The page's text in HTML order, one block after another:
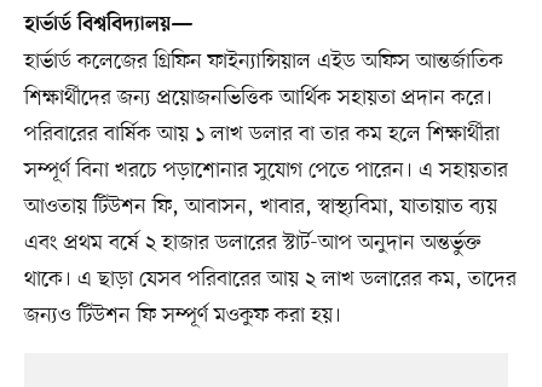
হার্ভার্ড বিশ্ববিদ্যালয়—
হার্ভার্ড কলেজের গ্রিফিন ফাইন্যান্সিয়াল এইড অফিস আন্তর্জাতিক
শিক্ষার্থীদের জন্য প্রয়োজনভিত্তিক আর্থিক সহায়তা প্রদান করে।
পরিবারের বার্ষিক আয় ১ লাখ ডলার বা তার কম হলে শিক্ষার্থীরা
সম্পূর্ণ বিনা খরচে পড়াশোনার সুযোগ পেতে পারেন। এ সহায়তার
আওতায় টিউশন ফি, আবাসন, খাবার, স্বাস্থ্যবিমা, যাতায়াত ব্যয়
এবং প্রথম বর্ষে ২ হাজার ডলারের স্টার্ট-আপ অনুদান অন্তর্ভুক্ত
থাকে। এ ছাড়া যেসব পরিবারের আয় ২ লাখ ডলারের কম, তাদের
জন্যও টিউশন ফি সম্পূর্ণ মওকুফ করা হয়।